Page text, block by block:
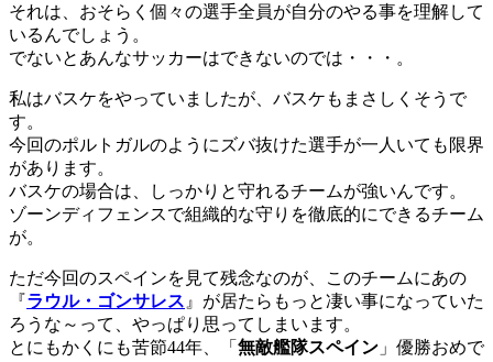
それは、おそらく個々の選手全員が自分のやる事を理解して
いるんでしょう。
でないとあんなサッカーはできないのでは・・・。
私はバスケをやっていましたが、バスケもまさしくそうで
す。
今回のポルトガルのようにズバ抜けた選手が一人いても限界
があります。
バスケの場合は、しっかりと守れるチームが強いんです。
ゾーンディフェンスで組織的な守りを徹底的にできるチーム
が。
ただ今回のスペインを見て残念なのが、このチームにあの
『ラウル・ゴンサレス 』が居たらもっと凄い事になっていた
ろうな～って、やっぱり思ってしまいます。
とにもかくにも苦節44年、「 無敵艦隊スペイン 」優勝おめで